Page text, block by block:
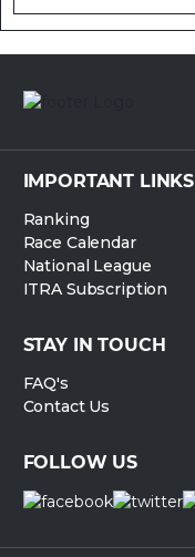
IMPORTANT LINKS
Ranking
Race Calendar
National League
ITRA Subscription
STAY IN TOUCH
FAQ's
Contact Us
FOLLOW US